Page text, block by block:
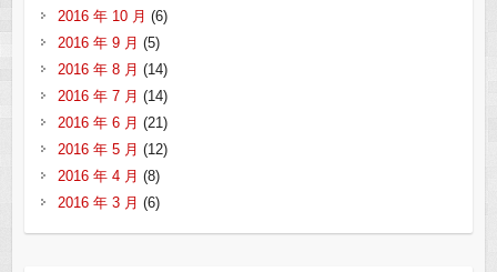
2016 年 10 月 (6)
2016 年 9 月 (5)
2016 年 8 月 (14)
2016 年 7 月 (14)
2016 年 6 月 (21)
2016 年 5 月 (12)
2016 年 4 月 (8)
2016 年 3 月 (6)